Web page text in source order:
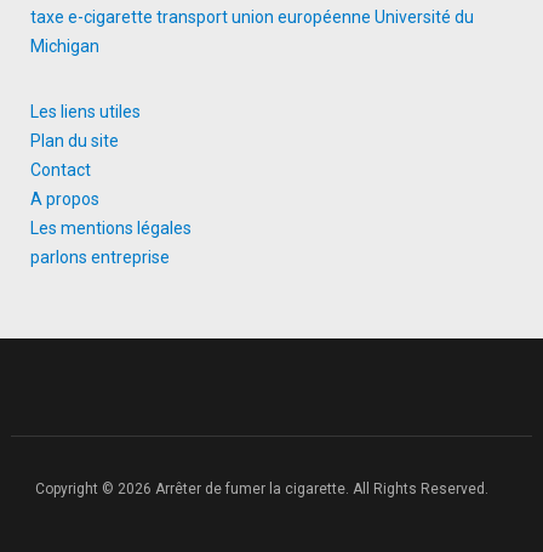
taxe e-cigarette transportunion européenne Université du
Michigan
Les liens utiles
Plan du site
Contact
A propos
Les mentions légales
parlons entreprise
Copyright © 2026 Arrêter de fumer la cigarette. All Rights Reserved.